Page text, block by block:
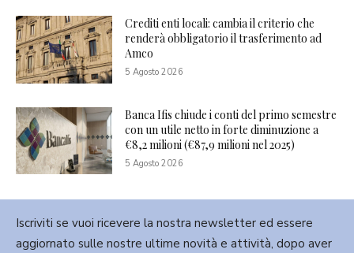
Crediti enti locali: cambia il criterio che
renderà obbligatorio il trasferimento ad
Amco
5 Agosto 2026
Banca Ifis chiude i conti del primo semestre
con un utile netto in forte diminuzione a
€8,2 milioni (€87,9 milioni nel 2025)
5 Agosto 2026
Iscriviti se vuoi ricevere la nostra newsletter ed essere
aggiornato sulle nostre ultime novità e attività, dopo aver